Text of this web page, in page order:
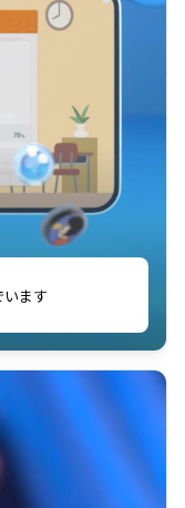
ます
うれしい」「解く